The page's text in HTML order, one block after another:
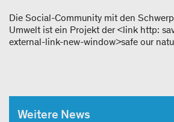
Die Social-Community mit den
Umwelt ist ein Projekt der <link http:
external-link-new-window>safe our
Weitere News